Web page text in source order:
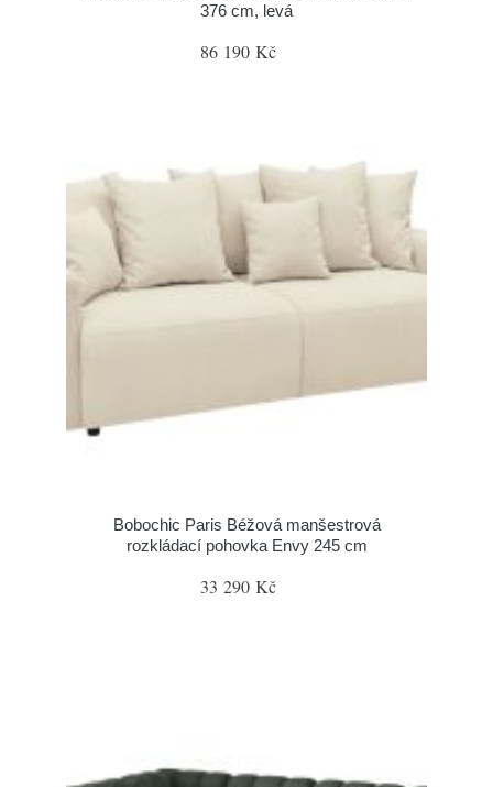
376 cm, levá
86 190 Kč
Bobochic Paris Béžová manšestrová
rozkládací pohovka Envy 245 cm
33 290 Kč